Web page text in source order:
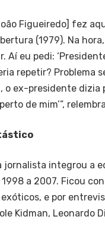
Figueiredo] fez
(1979). Na
Aí eu pedi:
repetir? Problema
o ex-presidente dizia
de mim’”,
jornalista integrou a
a 2007. Ficou
e por
Kidman, Leonardo